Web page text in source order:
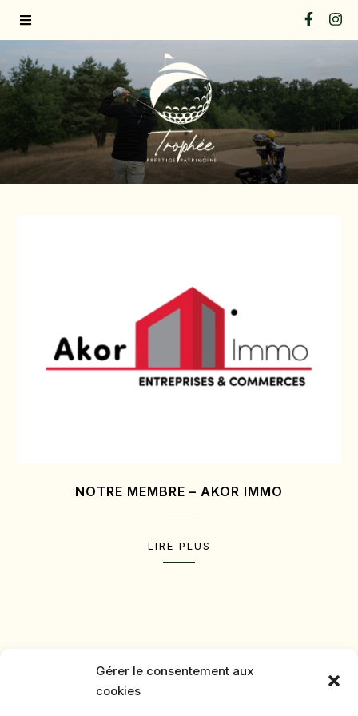
Gérer le consentement aux
cookies
NOTRE MEMBRE – AKOR IMMO
LIRE PLUS